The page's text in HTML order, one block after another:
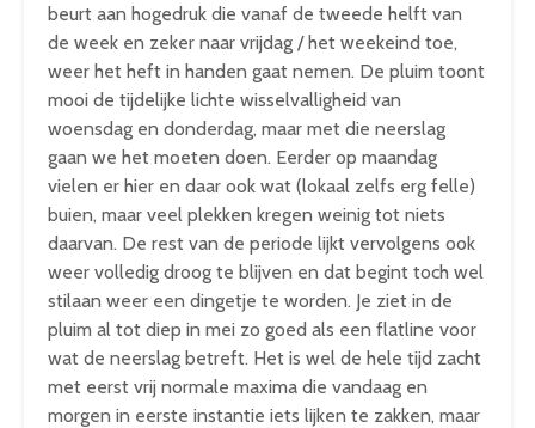
beurt aan hogedruk die vanaf de tweede helft van
de week en zeker naar vrijdag / het weekeind toe,
weer het heft in handen gaat nemen. De pluim toont
mooi de tijdelijke lichte wisselvalligheid van
woensdag en donderdag, maar met die neerslag
gaan we het moeten doen. Eerder op maandag
vielen er hier en daar ook wat (lokaal zelfs erg felle)
buien, maar veel plekken kregen weinig tot niets
daarvan. De rest van de periode lijkt vervolgens ook
weer volledig droog te blijven en dat begint toch wel
stilaan weer een dingetje te worden. Je ziet in de
pluim al tot diep in mei zo goed als een flatline voor
wat de neerslag betreft. Het is wel de hele tijd zacht
met eerst vrij normale maxima die vandaag en
morgen in eerste instantie iets lijken te zakken, maar